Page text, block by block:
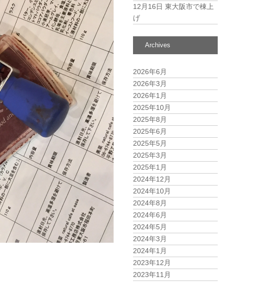
12月16日 東大阪市で棟上
げ
Archives
2026年6月
2026年3月
2026年1月
2025年10月
2025年8月
2025年6月
2025年5月
2025年3月
2025年1月
2024年12月
2024年10月
2024年8月
2024年6月
2024年5月
2024年3月
2024年1月
2023年12月
2023年11月